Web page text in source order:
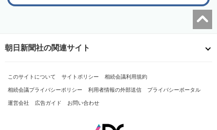
朝日新聞社の関連サイト
このサイトについて サイトポリシー 相続会議利用規約
相続会議プライバシーポリシー 利用者情報の外部送信 プライバシーポータル
運営会社 広告ガイド お問い合わせ